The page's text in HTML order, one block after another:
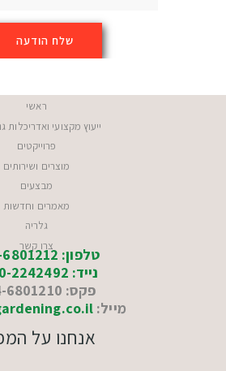
ראשי
ייעוץ מקצועי ואדריכלות
פרוייקטים
מוצרים ושירותים
מבצעים
מאמרים וחדשות
גלריה
צרו קשר
טלפון: 04-6801212
נייד: 050-2242492
פקס: 04-6801210
מייל:
אנחנו על